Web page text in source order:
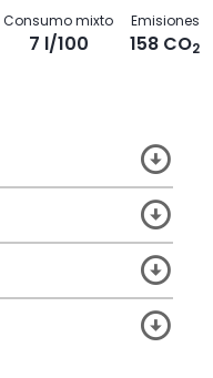
Consumo mixto
7 l/100
Emisiones
158 CO2